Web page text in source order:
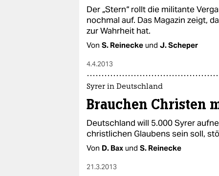
Der „Stern“ rollt die militante
nochmal auf. Das Magazin zeigt,
zur Wahrheit hat.
Von S. Reinecke und J. Scheper
4.4.2013
Syrer in Deutschland
Brauchen Christen
Deutschland will 5.000 Syrer
christlichen Glaubens sein soll,
Von D. Bax und S. Reinecke
21.3.2013